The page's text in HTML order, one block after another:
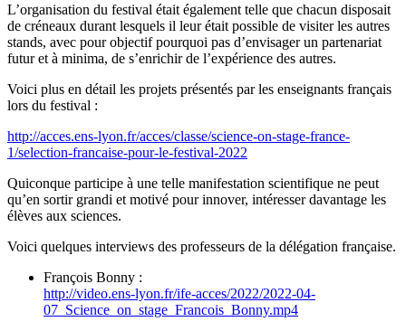
L’organisation du festival était également telle que chacun disposait
de créneaux durant lesquels il leur était possible de visiter les autres
stands, avec pour objectif pourquoi pas d’envisager un partenariat
futur et à minima, de s’enrichir de l’expérience des autres.
Voici plus en détail les projets présentés par les enseignants français
lors du festival :
http://acces.ens-lyon.fr/acces/classe/science-on-stage-france-
1/selection-francaise-pour-le-festival-2022
Quiconque participe à une telle manifestation scientifique ne peut
qu’en sortir grandi et motivé pour innover, intéresser davantage les
élèves aux sciences.
Voici quelques interviews des professeurs de la délégation française.
François Bonny :
http://video.ens-lyon.fr/ife-acces/2022/2022-04-
07_Science_on_stage_Francois_Bonny.mp4